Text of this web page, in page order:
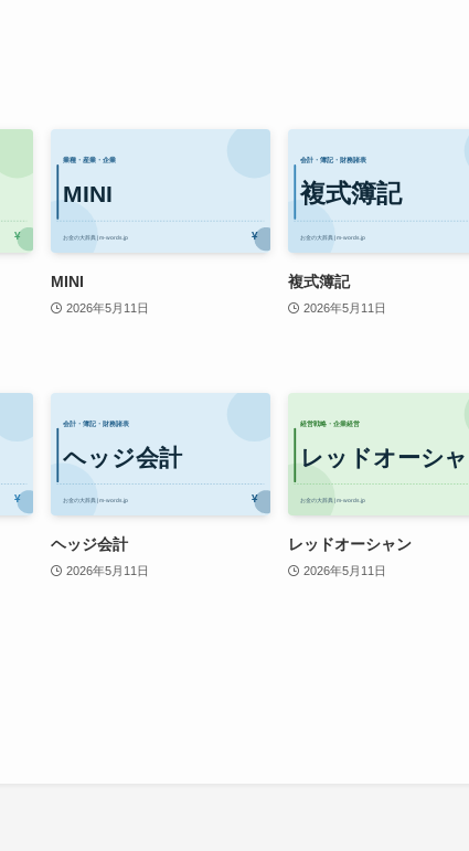
MINI
2026年5月11日
複式簿記
2026年5月11日
ヘッジ会計
2026年5月11日
レッドオーシャン
2026年5月11日